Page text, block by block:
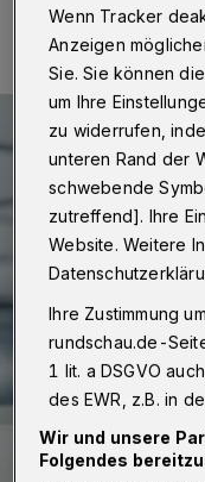
Wenn Tracker
Anzeigen
Sie. Sie können
um Ihre
zu widerrufen,
unteren Rand der
schwebende
zutreffend]. Ihre
Website. Weitere
Ihre Zustimmung
rundschau.de-
1 lit. a DSGVO
des EWR, z.B. in
Wir und unsere
Folgendes